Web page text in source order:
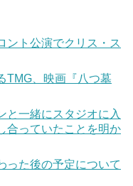
ント公演でクリス・ス
TMG、映画『八つ墓
と一緒にスタジオに入
合っていたことを明か
った後の予定について